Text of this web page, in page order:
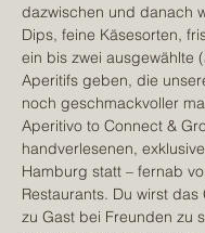
dazwischen und danach
Dips, feine Käsesorten,
ein bis zwei ausgewählte
Aperitifs geben, die
noch geschmackvoller
Aperitivo to Connect &
handverlesenen,
Hamburg statt – fernab
Restaurants. Du wirst das
zu Gast bei Freunden zu